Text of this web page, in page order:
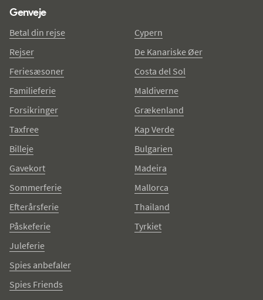
Genveje
Betal din rejse
Rejser
Feriesæsoner
Familieferie
Forsikringer
Taxfree
Billeje
Gavekort
Sommerferie
Efterårsferie
Påskeferie
Juleferie
Spies anbefaler
Spies Friends
Cypern
De Kanariske Øer
Costa del Sol
Maldiverne
Grækenland
Kap Verde
Bulgarien
Madeira
Mallorca
Thailand
Tyrkiet